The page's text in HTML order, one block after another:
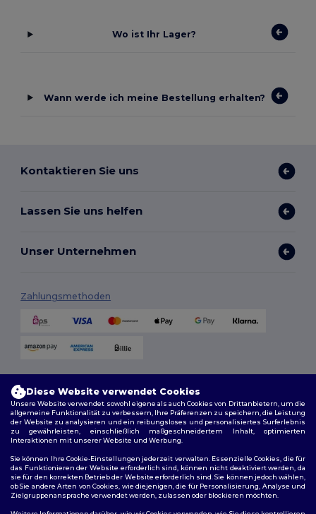
Wo ist Ihr Lager?
Wann werde ich meine Bestellung erhalten?
Kontaktieren Sie uns
Lassen Sie uns helfen
Unser Unternehmen
Zahlungsmethoden
Folge uns
Diese Website verwendet Cookies
Unsere Website verwendet sowohl eigene als auch Cookies von Drittanbietern, um die
allgemeine Funktionalität zu verbessern, Ihre Präferenzen zu speichern, die Leistung
der Website zu analysieren und ein reibungsloses und personalisiertes Surferlebnis
zu gewährleisten, einschließlich maßgeschneidertem Inhalt, optimierten
Interaktionen mit unserer Website und Werbung.
Sie können Ihre Cookie-Einstellungen jederzeit verwalten. Essenzielle Cookies, die für
das Funktionieren der Website erforderlich sind, können nicht deaktiviert werden, da
sie für den korrekten Betrieb der Website erforderlich sind. Sie können jedoch wählen,
ob Sie andere Arten von Cookies, wie diejenigen, die für Personalisierung, Analyse und
Zielgruppenansprache verwendet werden, zulassen oder blockieren möchten.